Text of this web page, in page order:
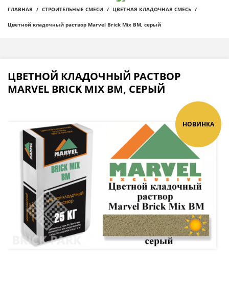
ГЛАВНАЯ СТРОИТЕЛЬНЫЕ СМЕСИ ЦВЕТНАЯ КЛАДОЧНАЯ СМЕСЬ
Цветной кладочный раствор Мarvel Brick Mix BM, серый
ЦВЕТНОЙ КЛАДОЧНЫЙ РАСТВОР
МARVEL BRICK MIX BM, СЕРЫЙ
НОВИНКА